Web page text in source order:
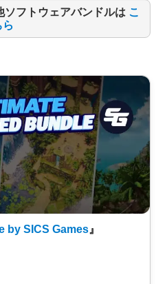
ソフトウェアバンドルは こ
ら
by SICS Games 』